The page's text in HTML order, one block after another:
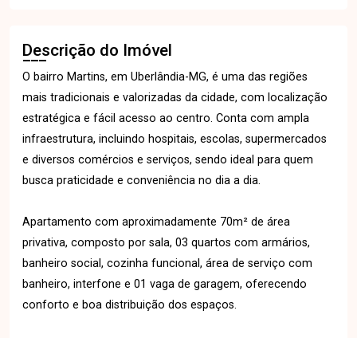
Descrição do Imóvel
O bairro Martins, em Uberlândia-MG, é uma das regiões
mais tradicionais e valorizadas da cidade, com localização
estratégica e fácil acesso ao centro. Conta com ampla
infraestrutura, incluindo hospitais, escolas, supermercados
e diversos comércios e serviços, sendo ideal para quem
busca praticidade e conveniência no dia a dia.
Apartamento com aproximadamente 70m² de área
privativa, composto por sala, 03 quartos com armários,
banheiro social, cozinha funcional, área de serviço com
banheiro, interfone e 01 vaga de garagem, oferecendo
conforto e boa distribuição dos espaços.